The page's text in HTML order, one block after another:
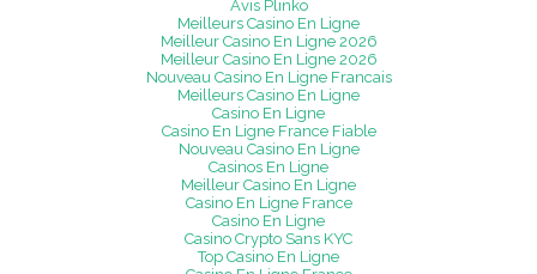
Avis Plinko
Meilleurs Casino En Ligne
Meilleur Casino En Ligne 2026
Meilleur Casino En Ligne 2026
Nouveau Casino En Ligne Francais
Meilleurs Casino En Ligne
Casino En Ligne
Casino En Ligne France Fiable
Nouveau Casino En Ligne
Casinos En Ligne
Meilleur Casino En Ligne
Casino En Ligne France
Casino En Ligne
Casino Crypto Sans KYC
Top Casino En Ligne